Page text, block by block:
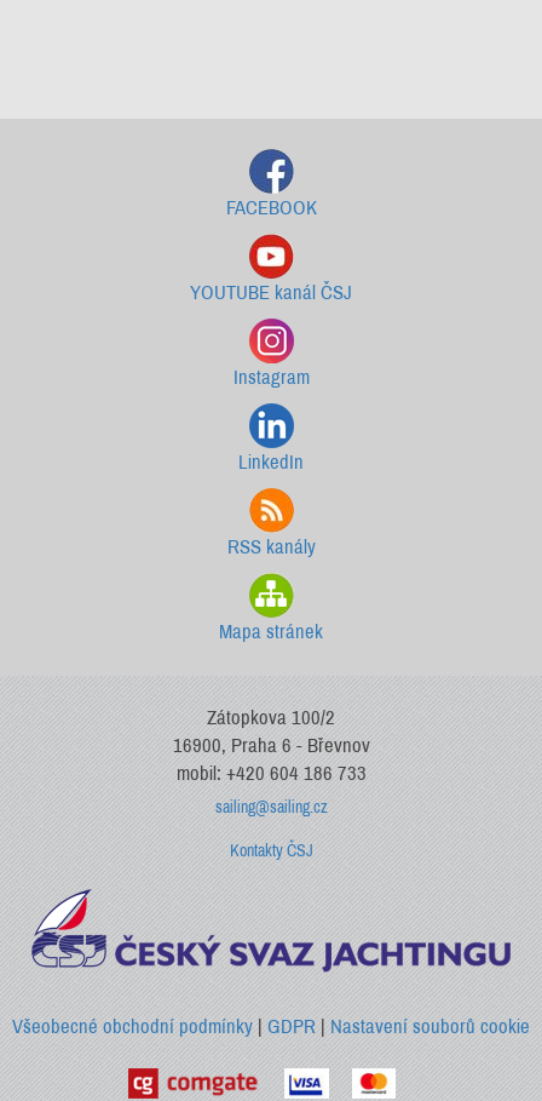
FACEBOOK
YOUTUBE kanál ČSJ
Instagram
LinkedIn
RSS kanály
Mapa stránek
Zátopkova 100/2
16900, Praha 6 - Břevnov
mobil: +420 604 186 733
sailing@sailing.cz
Kontakty ČSJ
Všeobecné obchodní podmínky| GDPR|Nastavení souborů cookie